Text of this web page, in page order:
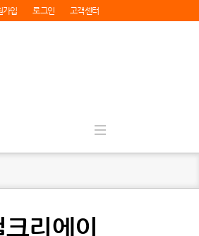
가입 로그인 고객센터
리에이